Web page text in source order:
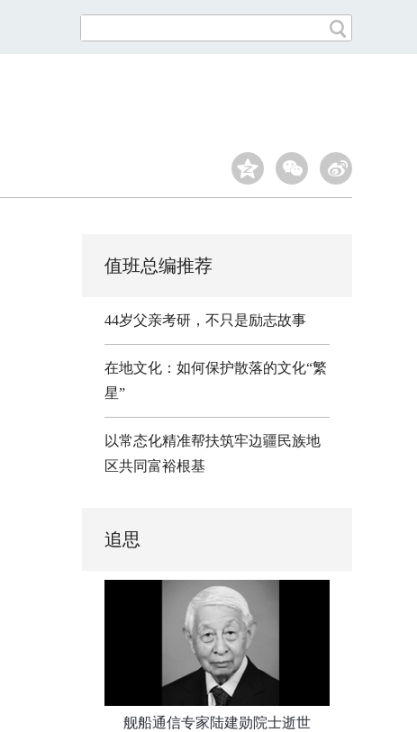
值班总编推荐
44岁父亲考研，不只是励志故事
在地文化：如何保护散落的文化“繁
星”
以常态化精准帮扶筑牢边疆民族地
区共同富裕根基
追思
舰船通信专家陆建勋院士逝世